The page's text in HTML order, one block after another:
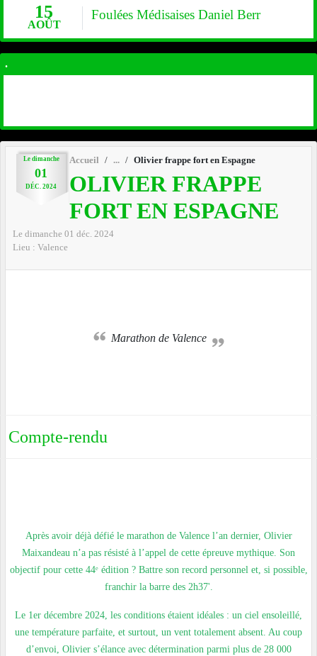
Le dimanche
01
DÉC. 2024
Accueil Olivier frappe fort en Espagne
OLIVIER FRAPPE
FORT EN ESPAGNE
Le dimanche 01 déc. 2024
Lieu : Valence
Marathon de Valence
Compte-rendu
Après avoir déjà défié le marathon de Valence l’an dernier, Olivier
Maixandeau n’a pas résisté à l’appel de cette épreuve mythique. Son
objectif pour cette 44ᵉ édition ? Battre son record personnel et, si possible,
franchir la barre des 2h37'.
Le 1er décembre 2024, les conditions étaient idéales : un ciel ensoleillé,
une température parfaite, et surtout, un vent totalement absent. Au coup
d’envoi, Olivier s’élance avec détermination parmi plus de 28 000
15
AOÛT
Foulées Médisaises Daniel Berr
.